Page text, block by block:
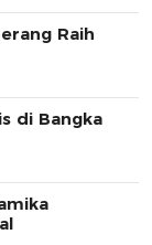
Raih
di Bangka